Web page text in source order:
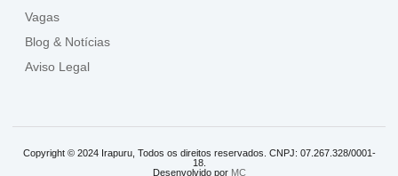
Vagas
Blog & Notícias
Aviso Legal
Copyright © 2024 Irapuru, Todos os direitos reservados. CNPJ: 07.267.328/0001-
18.
Desenvolvido por MC